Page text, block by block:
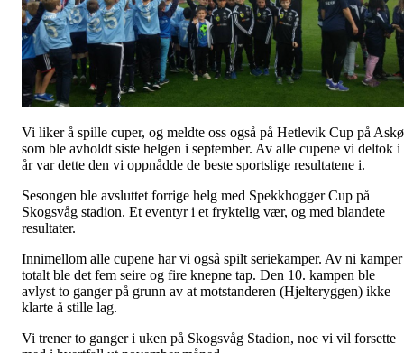
Vi liker å spille cuper, og meldte oss også på Hetlevik Cup på
som ble avholdt siste helgen i september. Av alle cupene vi deltok i
år var dette den vi oppnådde de beste sportslige resultatene i.
Sesongen ble avsluttet forrige helg med Spekkhogger Cup på
Skogsvåg stadion. Et eventyr i et fryktelig vær, og med blandete
resultater.
Innimellom alle cupene har vi også spilt seriekamper. Av ni kamper
totalt ble det fem seire og fire knepne tap. Den 10. kampen ble
avlyst to ganger på grunn av at motstanderen (Hjelteryggen) ikke
klarte å stille lag.
Vi trener to ganger i uken på Skogsvåg Stadion, noe vi vil forsette